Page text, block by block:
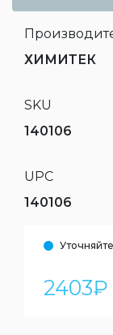
ХИМИТЕК
SKU
140106
UPC
140106
2403₽